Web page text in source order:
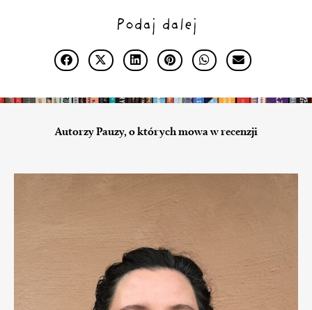
Podaj dalej
Autorzy Pauzy, o których mowa w recenzji